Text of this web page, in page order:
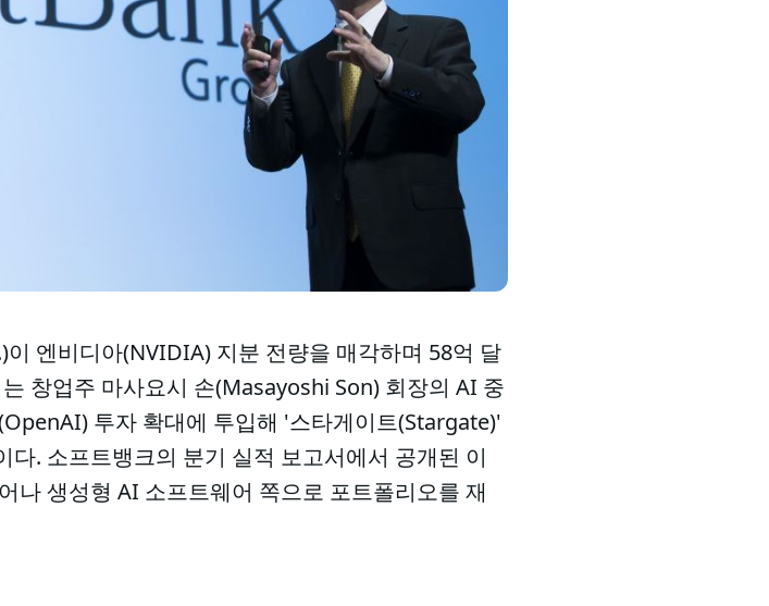
엔비디아(NVIDIA) 지분 전량을 매각하며 58억 달
창업주 마사요시 손(Masayoshi Son) 회장의 AI 중
투자 확대에 투입해 '스타게이트(Stargate)'
. 소프트뱅크의 분기 실적 보고서에서 공개된 이
나 생성형 AI 소프트웨어 쪽으로 포트폴리오를 재